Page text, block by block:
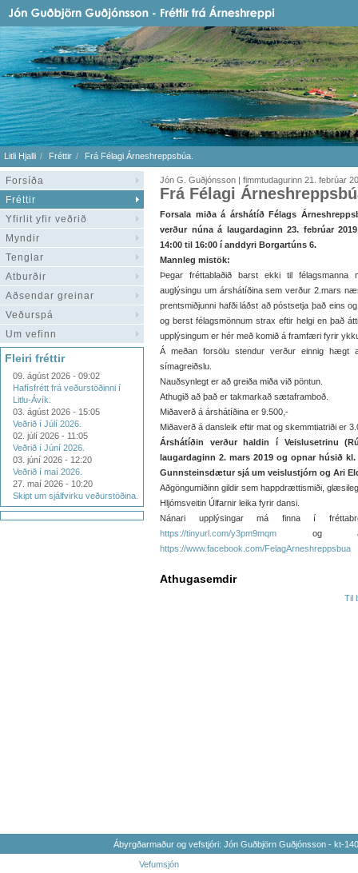
Litli Hjalli Fréttir Frá Félagi Árneshreppsbúa.
Forsíða
Fréttir
Yfirlit yfir veðrið
Myndir
Tenglar
Atburðir
Aðsendar greinar
Veðurspá
Um vefinn
Fleiri fréttir
09. ágúst 2026 - 09:02
Hafísfrétt frá veðurstöðinni í
Litlu-Ávík.
03. ágúst 2026 - 15:05
Veðrið í Júlí 2026.
02. júlí 2026 - 11:05
Veðrið í Júní 2026.
03. júní 2026 - 12:20
Veðrið í maí 2026.
27. maí 2026 - 10:20
Skipt um sjálfvirku veðurstöðina.
Jón G. Guðjónsson | fimmtudagurinn 21. febrúar
Frá Félagi
Forsala miða á árshátíð Félags
verður núna á laugardaginn 23. febrúar
14:00 til 16:00 í anddyri Borgartúns 6.
Mannleg mistök:
Þegar fréttablaðið barst ekki til félagsmanna
auglýsingu um árshátíðina sem verður 2.mars
prentsmiðjunni hafði láðst að póstsetja það eins
og berst félagsmönnum strax eftir helgi en það
upplýsingum er hér með komið á framfæri fyrir
Á meðan forsölu stendur verður einnig hægt
símagreiðslu.
Nauðsynlegt er að greiða miða við pöntun.
Athugið að það er takmarkað sætaframboð.
Miðaverð á árshátíðina er 9.500,-
Miðaverð á dansleik eftir mat og skemmtiatriði er
Árshátíðin verður haldin í Veislusetrinu
laugardaginn 2. mars 2019 og opnar húsið
Gunnsteinsdætur sjá um veislustjórn og Ari
Aðgöngumiðinn gildir sem happdrættismiði,
Hljómsveitin Úlfarnir leika fyrir dansi.
Nánari upplýsingar má finna í
https://tinyurl.com/y3pm9mqm og á
https://www.facebook.com/FelagArneshreppsbua
Athugasemdir
Til
Ábyrgðarmaður og vefstjóri: Jón Guðbjörn Guðjónsson - kt-
Vefumsjón